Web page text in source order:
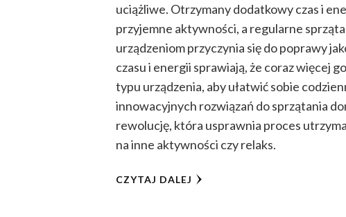
uciążliwe. Otrzymany dodatkowy czas i
przyjemne aktywności, a regularne
urządzeniom przyczynia się do poprawy
czasu i energii sprawiają, że coraz więcej
typu urządzenia, aby ułatwić sobie
innowacyjnych rozwiązań do sprzątania
rewolucję, która usprawnia proces
na inne aktywności czy relaks.
CZYTAJ DALEJ